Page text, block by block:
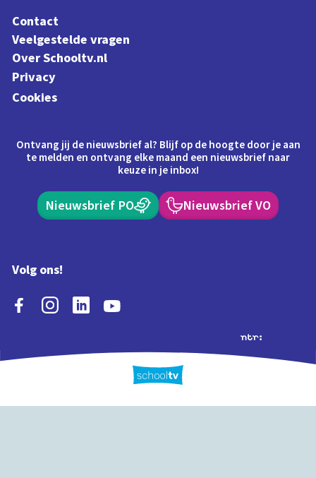
Contact
Veelgestelde vragen
Over Schooltv.nl
Privacy
Cookies
Ontvang jij de nieuwsbrief al? Blijf op de hoogte door je aan
te melden en ontvang elke maand een nieuwsbrief naar
keuze in je inbox!
Nieuwsbrief PO Nieuwsbrief VO
Volg ons!